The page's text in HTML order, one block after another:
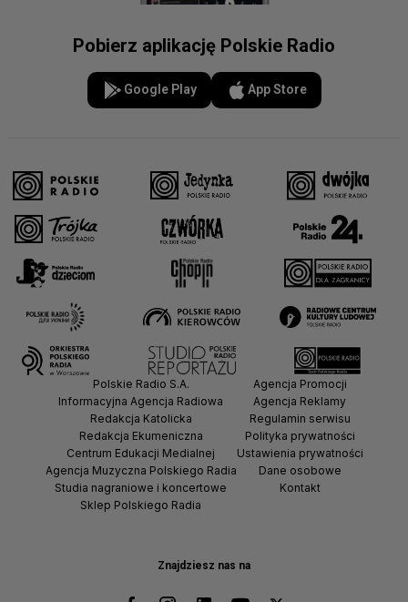
Pobierz aplikację Polskie Radio
Google Play App Store
Znajdziesz nas na
Polskie Radio S.A.
Informacyjna Agencja Radiowa
Redakcja Katolicka
Redakcja Ekumeniczna
Centrum Edukacji Medialnej
Agencja Muzyczna Polskiego Radia
Studia nagraniowe i koncertowe
Sklep Polskiego Radia
Agencja Promocji
Agencja Reklamy
Regulamin serwisu
Polityka prywatności
Ustawienia prywatności
Dane osobowe
Kontakt